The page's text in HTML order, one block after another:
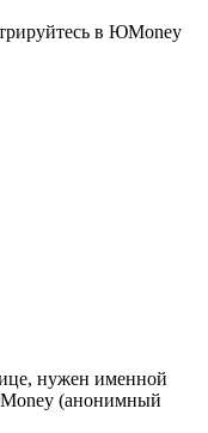
в ЮMoney
нужен именной
(анонимный